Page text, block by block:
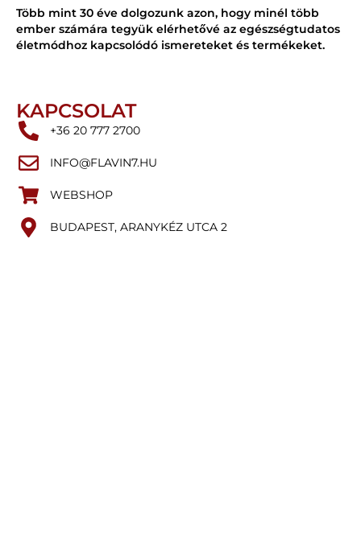
Több mint 30 éve dolgozunk azon, hogy minél több
ember számára tegyük elérhetővé az egészségtudatos
életmódhoz kapcsolódó ismereteket és termékeket.
KAPCSOLAT
+36 20 777 2700
INFO@FLAVIN7.HU
WEBSHOP
BUDAPEST, ARANYKÉZ UTCA 2